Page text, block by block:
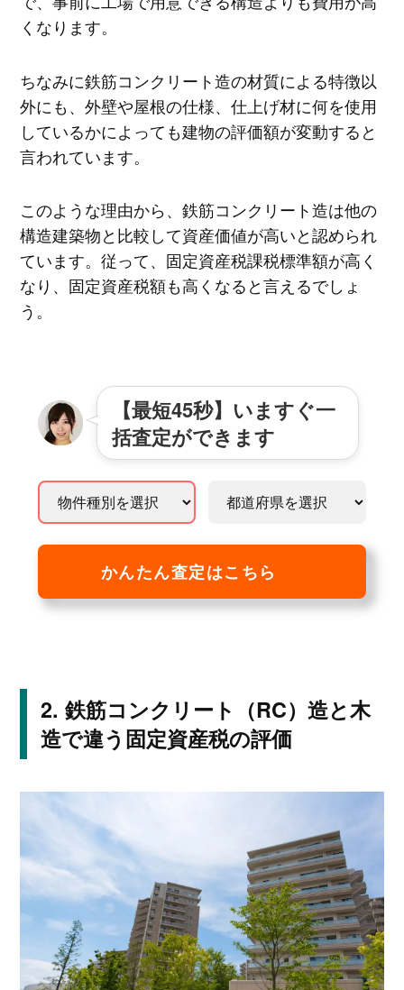
くなります。
ちなみに鉄筋コンクリート造の材質による特徴以
外にも、外壁や屋根の仕様、仕上げ材に何を使用
しているかによっても建物の評価額が変動すると
言われています。
このような理由から、鉄筋コンクリート造は他の
構造建築物と比較して資産価値が高いと認められ
ています。従って、固定資産税課税標準額が高く
なり、固定資産税額も高くなると言えるでしょ
う。
【最短45秒】いますぐ一
括査定ができます
かんたん査定はこちら
鉄筋コンクリート（RC）造と木
造で違う固定資産税の評価